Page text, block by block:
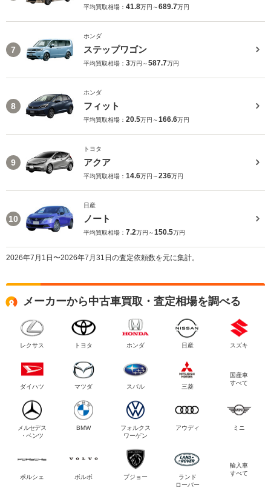
平均買取相場： 41.8万円～689.7万円
7
ホンダ
ステップワゴン
平均買取相場： 3万円～587.7万円
8
ホンダ
フィット
平均買取相場： 20.5万円～166.6万円
9
トヨタ
アクア
平均買取相場： 14.6万円～236万円
10
日産
ノート
平均買取相場： 7.2万円～150.5万円
2026年7月1日〜2026年7月31日の査定依頼数を元に集計。
メーカーから中古車買取・査定相場を調べる
レクサス トヨタ ホンダ 日産 スズキ
ダイハツ マツダ スバル 三菱
国産車
すべて
メルセデス
・ベンツ
BMW
フォルクス
ワーゲン
アウディ ミニ
ポルシェ ボルボ プジョー
ランド
ローバー
輸入車
すべて